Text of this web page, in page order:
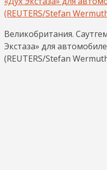
Великобритания.
Экстаза» для
(REUTERS/Stefan